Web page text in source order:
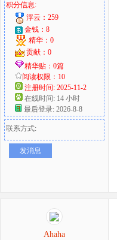
积分信息:
浮云：259
金钱：8
精华：0
贡献：0
精华贴：0篇
阅读权限：10
注册时间: 2025-11-2
在线时间: 14 小时
最后登录: 2026-8-8
联系方式:
发消息
Ahaha